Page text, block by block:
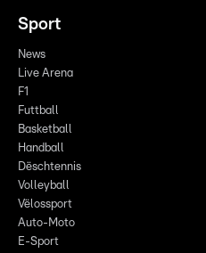
Sport
News
Live Arena
F1
Futtball
Basketball
Handball
Dëschtennis
Volleyball
Vëlossport
Auto-Moto
E-Sport